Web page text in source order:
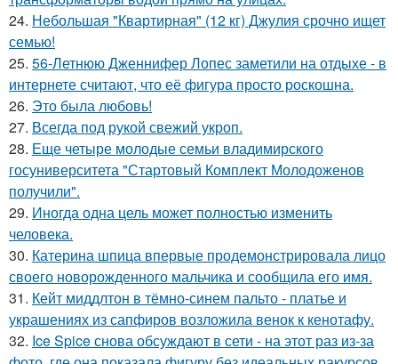
24. Небольшая "Квартирная" (12 кг) Джулия срочно ищет
семью!
25. 56-Летнюю Дженнифер Лопес заметили на отдыхе - в
интернете считают, что её фигура просто роскошна.
26. Это была любовь!
27. Всегда под рукой свежий укроп.
28. Еще четыре молодые семьи владимирского
госуниверситета "Стартовый Комплект Молодоженов
получили".
29. Иногда одна цель может полностью изменить
человека.
30. Катерина шпица впервые продемонстрировала лицо
своего новорожденного мальчика и сообщила его имя.
31. Кейт миддлтон в тёмно-синем пальто - платье и
украшениях из сапфиров возложила венок к кенотафу.
32. Ice Spice снова обсуждают в сети - на этот раз из-за